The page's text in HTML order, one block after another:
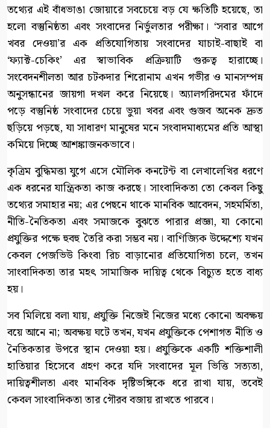
তথ্যের এই বাঁধভাঙা জোয়ারে সবচেয়ে বড় যে ক্ষতিটি হয়েছে, তা
হলো বস্তুনিষ্ঠতা এবং সংবাদের নির্ভুলতার পরীক্ষা। ‘সবার আগে
খবর দেওয়া’র এক প্রতিযোগিতায় সংবাদের যাচাই-বাছাই বা
‘ফ্যাক্ট-চেকিং’ এর স্বাভাবিক প্রক্রিয়াটি গুরুত্ব হারাচ্ছে।
সংবেদনশীলতা আর চটকদার শিরোনাম এখন গভীর ও মানসম্পন্ন
অনুসন্ধানের জায়গা দখল করে নিয়েছে। অ্যালগরিদমের ফাঁদে
পড়ে বস্তুনিষ্ঠ সংবাদের চেয়ে ভুয়া খবর এবং গুজব অনেক দ্রুত
ছড়িয়ে পড়ছে, যা সাধারণ মানুষের মনে সংবাদমাধ্যমের প্রতি আস্থা
কমিয়ে দিচ্ছে আশঙ্কাজনকভাবে।
কৃত্রিম বুদ্ধিমত্তা যুগে এসে মৌলিক কনটেন্ট বা লেখালেখির ধরণে
এক ধরনের যান্ত্রিকতা কাজ করছে। সাংবাদিকতা তো কেবল কিছু
তথ্যের সমাহার নয়; এর পেছনে থাকে মানবিক আবেদন, সহমর্মিতা,
নীতি-নৈতিকতা এবং সমাজকে বুঝতে পারার প্রজ্ঞা, যা কোনো
প্রযুক্তির পক্ষে হুবহু তৈরি করা সম্ভব নয়। বাণিজ্যিক উদ্দেশ্যে যখন
কেবল পেজভিউ কিংবা রিচ বাড়ানোর প্রতিযোগিতা চলে, তখন
সাংবাদিকতা তার মহৎ সামাজিক দায়িত্ব থেকে বিচ্যুত হতে বাধ্য
হয়।
সব মিলিয়ে বলা যায়, প্রযুক্তি নিজেই নিজের মধ্যে কোনো অবক্ষয়
বয়ে আনে না; অবক্ষয় ঘটে তখন, যখন প্রযুক্তিকে পেশাগত নীতি ও
নৈতিকতার উপরে স্থান দেওয়া হয়। প্রযুক্তিকে একটি শক্তিশালী
হাতিয়ার হিসেবে গ্রহণ করে যদি সংবাদের মূল ভিত্তি সত্যতা,
দায়িত্বশীলতা এবং মানবিক দৃষ্টিভঙ্গিকে ধরে রাখা যায়, তবেই
কেবল সাংবাদিকতা তার গৌরব বজায় রাখতে পারবে।